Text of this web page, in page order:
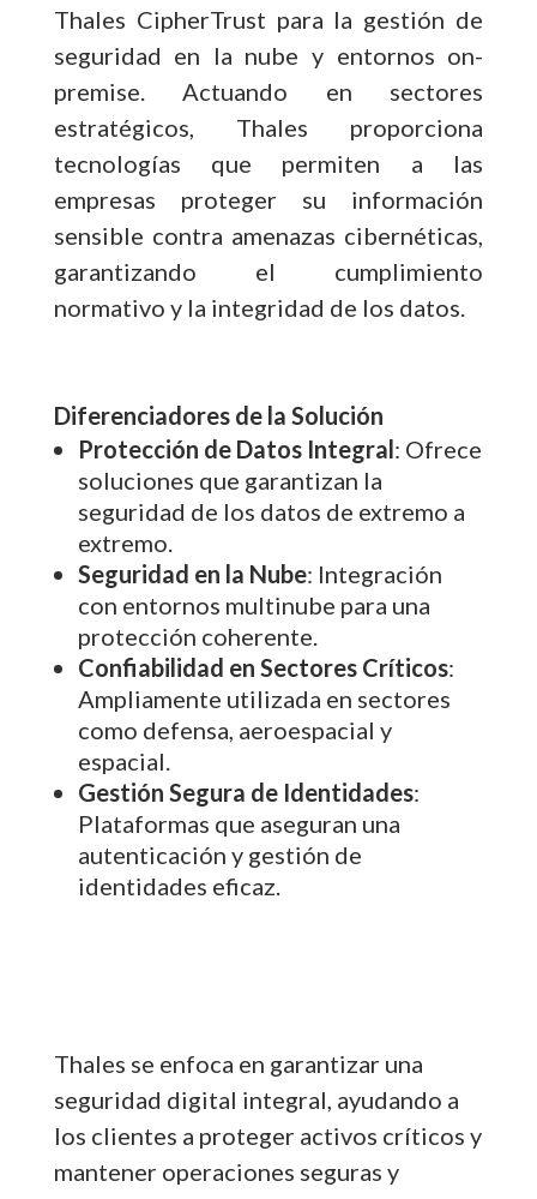
Thales CipherTrust para la gestión de
seguridad en la nube y entornos on-
premise. Actuando en sectores
estratégicos, Thales proporciona
tecnologías que permiten a las
empresas proteger su información
sensible contra amenazas cibernéticas,
garantizando el cumplimiento
normativo y la integridad de los datos.
Diferenciadores de la Solución
Protección de Datos Integral: Ofrece
soluciones que garantizan la
seguridad de los datos de extremo a
extremo.
Seguridad en la Nube: Integración
con entornos multinube para una
protección coherente.
Confiabilidad en Sectores Críticos:
Ampliamente utilizada en sectores
como defensa, aeroespacial y
espacial.
Gestión Segura de Identidades:
Plataformas que aseguran una
autenticación y gestión de
identidades eficaz.
Thales se enfoca en garantizar una
seguridad digital integral, ayudando a
los clientes a proteger activos críticos y
mantener operaciones seguras y